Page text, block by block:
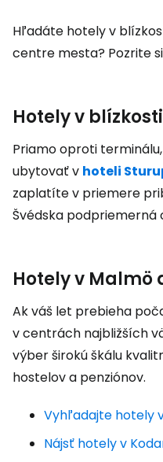
Hľadáte hotely v
centre mesta? Pozrite
Hotely v
Priamo oproti
ubytovať v hoteli
zaplatíte v priemere
Švédska podpriemerná
Hotely v Malmö
Ak váš let prebieha
v centrách najbližších
výber širokú škálu
hostelov a penziónov.
Vyhľadajte hotely
Nájsť hotely v